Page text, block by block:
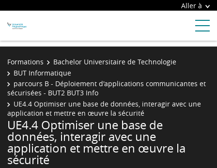
Aller à
Formations
Bachelor Universitaire de Technologie
BUT Informatique
parcours B - Déploiement d'applications communicantes et
sécurisées - BUT2 BUT3 Info
UE4.4 Optimiser une base de données, interagir avec une
application et mettre en œuvre la sécurité
UE4.4 Optimiser une base de
données, interagir avec une
application et mettre en œuvre la
sécurité